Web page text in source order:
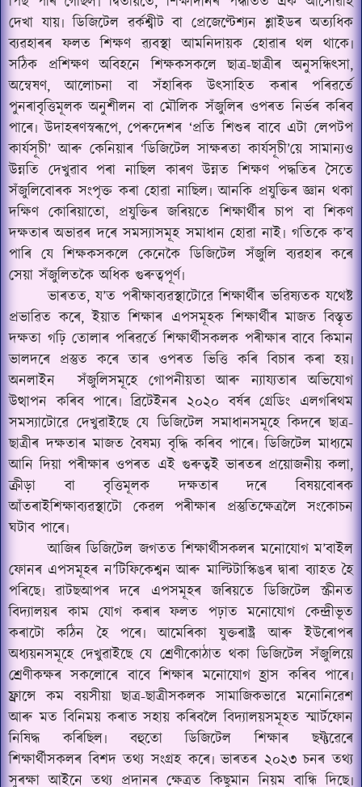
দেখা যায়৷ ডিজিটেল ৱৰ্কশ্বীট বা প্ৰেজেণ্টেশ্যন শ্লাইডৰ অত্যধিক
ব্যৱহাৰৰ ফলত শিক্ষণ ৱ্যবস্থা আমনিদায়ক হোৱাৰ থল থাকে৷
সঠিক প্ৰশিক্ষণ অবিহনে শিক্ষকসকলে ছাত্ৰ-ছাত্ৰীৰ অনুসন্ধিৎসা,
অন্বেষণ, আলোচনা বা সঁহাৰিক উৎসাহিত কৰাৰ পৰিৱৰ্তে
পুনৰাবৃত্তিমূলক অনুশীলন বা মৌলিক সঁজুলিৰ ওপৰত নিৰ্ভৰ কৰিব
পাৰে৷ উদাহৰণস্বৰূপে, পেৰুদেশৰ ‘প্ৰতি শিশুৰ বাবে এটা লেপটপ
কাৰ্যসূচী’ আৰু কেনিয়াৰ ‘ডিজিটেল সাক্ষৰতা কাৰ্যসূচী’য়ে সামান্যও
উন্নতি দেখুৱাব পৰা নাছিল কাৰণ উন্নত শিক্ষণ পদ্ধতিৰ সৈতে
সঁজুলিবোৰক সংপৃক্ত কৰা হোৱা নাছিল৷ আনকি প্ৰযুক্তিৰ জ্ঞান থকা
দক্ষিণ কোৰিয়াতো, প্ৰযুক্তিৰ জৰিয়তে শিক্ষাৰ্থীৰ চাপ বা শিকণ
দক্ষতাৰ অভাৱৰ দৰে সমস্যাসমূহ সমাধান হোৱা নাই৷ গতিকে ক’ব
পাৰি যে শিক্ষকসকলে কেনেকৈ ডিজিটেল সঁজুলি ব্যৱহাৰ কৰে
সেয়া সঁজুলিতকৈ অধিক গুৰুত্বপূৰ্ণ৷
ভাৰতত, য’ত পৰীক্ষাব্যৱস্থাটোৱে শিক্ষাৰ্থীৰ ভৱিষ্যতক যথেষ্ট
প্ৰভাৱিত কৰে, ইয়াত শিক্ষাৰ এপসমূহক শিক্ষাৰ্থীৰ মাজত বিস্তৃত
দক্ষতা গঢ়ি তোলাৰ পৰিৱৰ্তে শিক্ষাৰ্থীসকলক পৰীক্ষাৰ বাবে কিমান
ভালদৰে প্ৰস্তুত কৰে তাৰ ওপৰত ভিত্তি কৰি বিচাৰ কৰা হয়৷
অনলাইন
সঁজুলিসমূহে গোপনীয়তা আৰু ন্যায্যতাৰ অভিযোগ
উত্থাপন কৰিব পাৰে৷ ব্ৰিটেইনৰ ২০২০ বৰ্ষৰ গ্ৰেডিং এলগৰিথম
সমস্যাটোৱে দেখুৱাইছে যে ডিজিটেল সমাধানসমূহে কিদৰে ছাত্ৰ-
ছাত্ৰীৰ দক্ষতাৰ মাজত বৈষম্য বৃদ্ধি কৰিব পাৰে৷ ডিজিটেল মাধ্যমে
আনি দিয়া পৰীক্ষাৰ ওপৰত এই গুৰুত্বই ভাৰতৰ প্ৰয়োজনীয় কলা,
ক্ৰীড়া বা বৃত্তিমূলক দক্ষতাৰ দৰে বিষয়বোৰক
আঁতৰাইশিক্ষাব্যৱস্থাটো কেৱল পৰীক্ষাৰ প্ৰস্তুতিক্ষেত্ৰলৈ সংকোচন
ঘটাব পাৰে৷
আজিৰ ডিজিটেল জগতত শিক্ষাৰ্থীসকলৰ মনোযোগ ম’বাইল
ফোনৰ এপসমূহৰ ন’টিফিকেশ্বন আৰু মাল্টিটাস্কিঙৰ দ্বাৰা ব্যাহত হৈ
পৰিছে৷ ৱাটছআপৰ দৰে এপসমূহৰ জৰিয়তে ডিজিটেল স্ক্ৰীনত
বিদ্যালয়ৰ কাম যোগ কৰাৰ ফলত পঢ়াত মনোযোগ কেন্দ্ৰীভূত
কৰাটো কঠিন হৈ পৰে৷ আমেৰিকা যুক্তৰাষ্ট্ৰ আৰু ইউৰোপৰ
অধ্যয়নসমূহে দেখুৱাইছে যে শ্ৰেণীকোঠাত থকা ডিজিটেল সঁজুলিয়ে
শ্ৰেণীকক্ষৰ সকলোৰে বাবে শিক্ষাৰ মনোযোগ হ্ৰাস কৰিব পাৰে৷
ফ্ৰান্সে কম বয়সীয়া ছাত্ৰ-ছাত্ৰীসকলক সামাজিকভাৱে মনোনিৱেশ
আৰু মত বিনিময় কৰাত সহায় কৰিবলৈ বিদ্যালয়সমূহত স্মাৰ্টফোন
নিষিদ্ধ কৰিছিল৷ বহুতো ডিজিটেল শিক্ষাৰ ছফ্টৱেৰে
শিক্ষাৰ্থীসকলৰ বিশদ তথ্য সংগ্ৰহ কৰে৷ ভাৰতৰ ২০২৩ চনৰ তথ্য
সুৰক্ষা আইনে তথ্য প্ৰদানৰ ক্ষেত্ৰত কিছুমান নিয়ম বান্ধি দিছে৷